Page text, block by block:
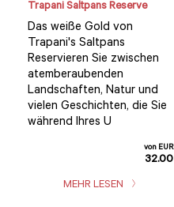
Trapani Saltpans Reserve
Das weiße Gold von
Trapani's Saltpans
Reservieren Sie zwischen
atemberaubenden
Landschaften, Natur und
vielen Geschichten, die Sie
während Ihres U
von EUR
32.00
MEHR LESEN